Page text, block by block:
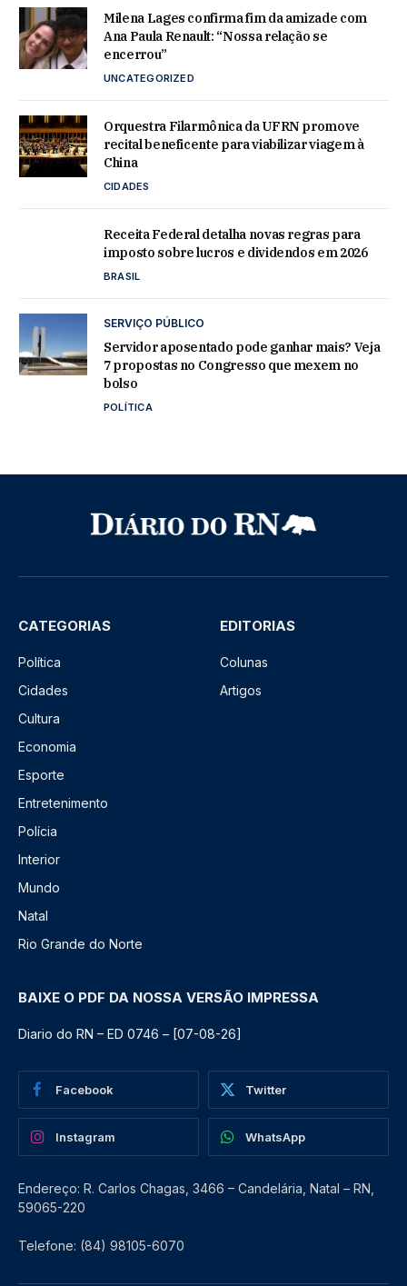
Milena Lages confirma fim da amizade com
Ana Paula Renault: “Nossa relação se
encerrou”
UNCATEGORIZED
Orquestra Filarmônica da UFRN promove
recital beneficente para viabilizar viagem à
China
CIDADES
Receita Federal detalha novas regras para
imposto sobre lucros e dividendos em 2026
BRASIL
SERVIÇO PÚBLICO
Servidor aposentado pode ganhar mais? Veja
7 propostas no Congresso que mexem no
bolso
POLÍTICA
CATEGORIAS
Política
Cidades
Cultura
Economia
Esporte
Entretenimento
Polícia
Interior
Mundo
Natal
Rio Grande do Norte
EDITORIAS
Colunas
Artigos
BAIXE O PDF DA NOSSA VERSÃO IMPRESSA
Diario do RN – ED 0746 – [07-08-26]
Facebook Twitter
Instagram WhatsApp
Endereço: R. Carlos Chagas, 3466 – Candelária, Natal – RN,
59065-220
Telefone: (84) 98105-6070